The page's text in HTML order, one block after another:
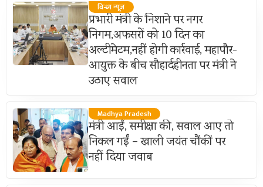
विन्ध्य न्यूज़
प्रभारी मंत्री के निशाने पर नगर
निगम,अफसरों को 10 दिन का
अल्टीमेटम,नहीं होगी कार्रवाई, महापौर-
आयुक्त के बीच सौहार्दहीनता पर मंत्री ने
उठाए सवाल
Madhya Pradesh
मंत्री आईं, समीक्षा की, सवाल आए तो
निकल गईं – खाली जयंत चौंकीं पर
नहीं दिया जवाब